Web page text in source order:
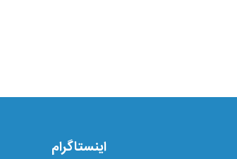
اینستاگرام